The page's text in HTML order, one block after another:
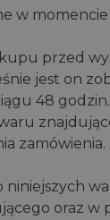
w
przed
jest on
48 godzin.
zamówienia.
niniejszych
oraz w